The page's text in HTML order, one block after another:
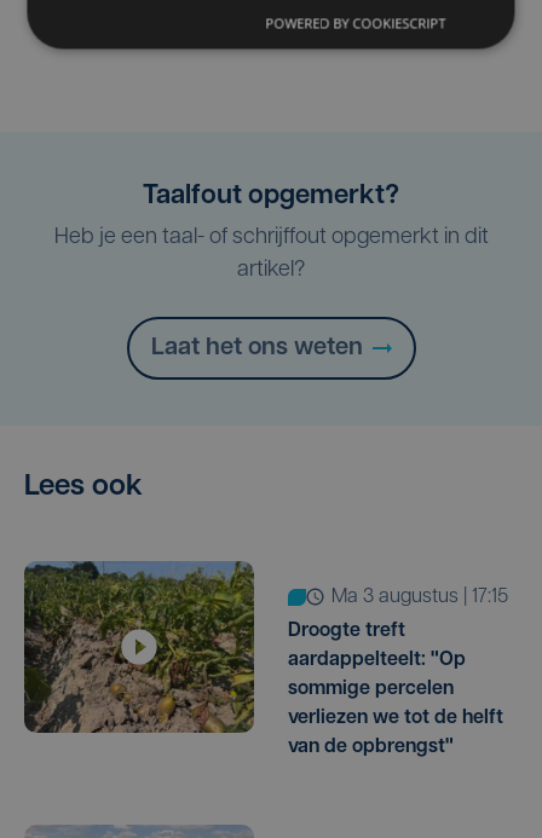
Taalfout opgemerkt?
Heb je een taal- of schrijffout opgemerkt in dit
artikel?
Laat het ons weten
Lees ook
ma 3 augustus | 17:15
Droogte treft
aardappelteelt: "Op
sommige percelen
verliezen we tot de helft
van de opbrengst"
POWERED BY COOKIESCRIPT